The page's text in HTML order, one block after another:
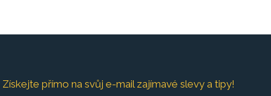
Získejte přímo na svůj e-mail zajímavé slevy a tipy!